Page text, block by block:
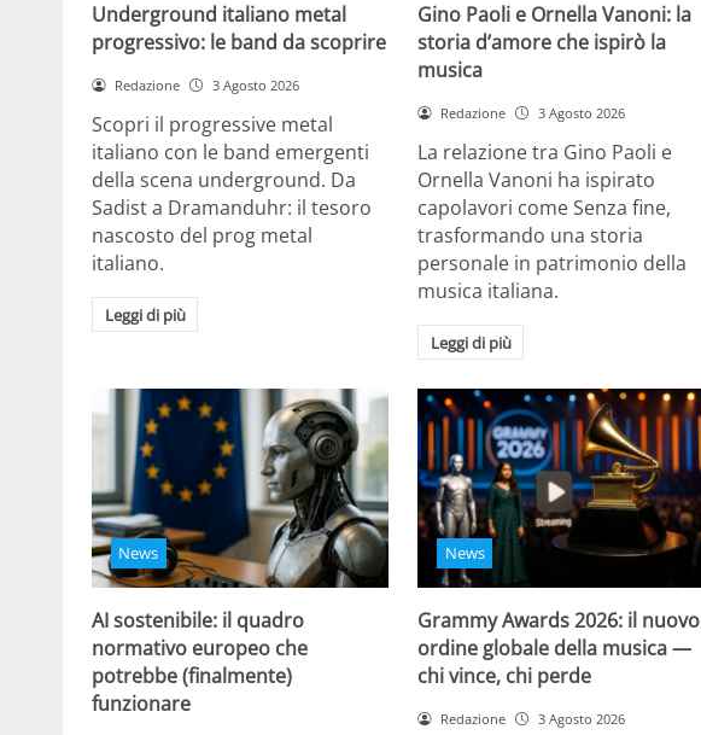
Underground italiano metal
progressivo: le band da scoprire
Redazione 3 Agosto 2026
Scopri il progressive metal
italiano con le band emergenti
della scena underground. Da
Sadist a Dramanduhr: il tesoro
nascosto del prog metal
italiano.
Leggi di più
Gino Paoli e Ornella Vanoni: la
storia d’amore che ispirò la
musica
Redazione 3 Agosto 2026
La relazione tra Gino Paoli e
Ornella Vanoni ha ispirato
capolavori come Senza fine,
trasformando una storia
personale in patrimonio della
musica italiana.
Leggi di più
News
AI sostenibile: il quadro
normativo europeo che
potrebbe (finalmente)
funzionare
News
Grammy Awards 2026: il nuovo
ordine globale della musica —
chi vince, chi perde
Redazione 3 Agosto 2026